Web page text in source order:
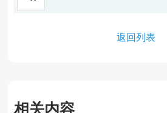
返回列表
相关内容